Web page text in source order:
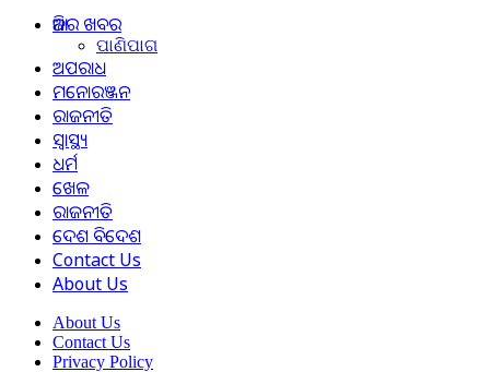
ଆଜିର ଖବର
ପାଣିପାଗ
ଅପରାଧ
ମନୋରଞ୍ଜନ
ରାଜନୀତି
ସ୍ୱାସ୍ଥ୍ୟ
ଧର୍ମ
ଖେଳ
ରାଜନୀତି
ଦେଶ ବିଦେଶ
Contact Us
About Us
About Us
Contact Us
Privacy Policy